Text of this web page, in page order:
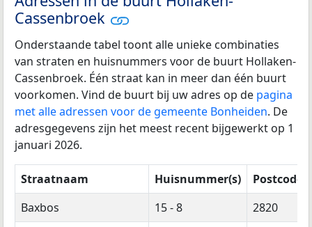
Cassenbroek
Onderstaande tabel toont alle unieke combinaties
van straten en huisnummers voor de buurt Hollaken-
Cassenbroek. Één straat kan in meer dan één buurt
voorkomen. Vind de buurt bij uw adres op de pagina
met alle adressen voor de gemeente Bonheiden. De
adresgegevens zijn het meest recent bijgewerkt op 1
januari 2026.
Straatnaam Huisnummer(s)
Baxbos
15 - 8
2820